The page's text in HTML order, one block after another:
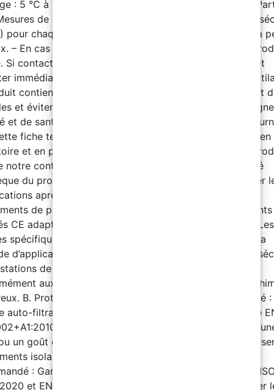
: 5 °C à 35 °C Conditionnement – Partie A : 20 kg –
de sécurité Téléchargez la fiche de données de
pour chaque étape du cycle. – Éviter le contact avec la
– En cas de contact avec la peau, nettoyer avec un
Si contact avec les yeux, rincer abondamment à l’eau et
immédiatement un médecin. – Assurer une bonne
contient des substances combustibles. Tenir à l’écart
et éviter de fumer à proximité. – Respecter les
et de santé sur le site. Déclaration Les informations
fiche technique sont basées sur nos connaissances en
et en pratique. Cependant, comme l’utilisation du
notre contrôle, nous garantissons uniquement la qualité
du produit. Nous nous réservons le droit de modifier
après notification préalable. Composant A A.
de protection individuelle : Utiliser des équipements
CE adaptés à la manipulation de produits chimiques. Les
spécifiques peuvent varier selon le degré de dilution, la
d’application ou l’utilisation. Installer des douches de
de lavage oculaire dans les zones de stockage,
aux réglementations locales pour les produits
B. Protection respiratoire : Équipement recommandé :
auto-filtrant pour gaz et vapeurs, conforme à la norme
Observation : Remplacer le masque dès
un goût est perçu. En l’absence de signal d’alerte,
isolants. C. Protection des mains : Équipement
: Gants de protection conformes aux normes EN
et EN ISO 374-1:2016+A1:2018. Observation : Tester